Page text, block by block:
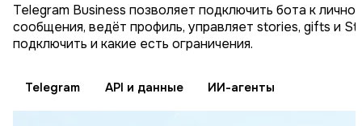
Telegram Business позволяет подключить бота к
сообщения, ведёт профиль, управляет stories, gifts и
подключить и какие есть ограничения.
Telegram API и данные ИИ-агенты